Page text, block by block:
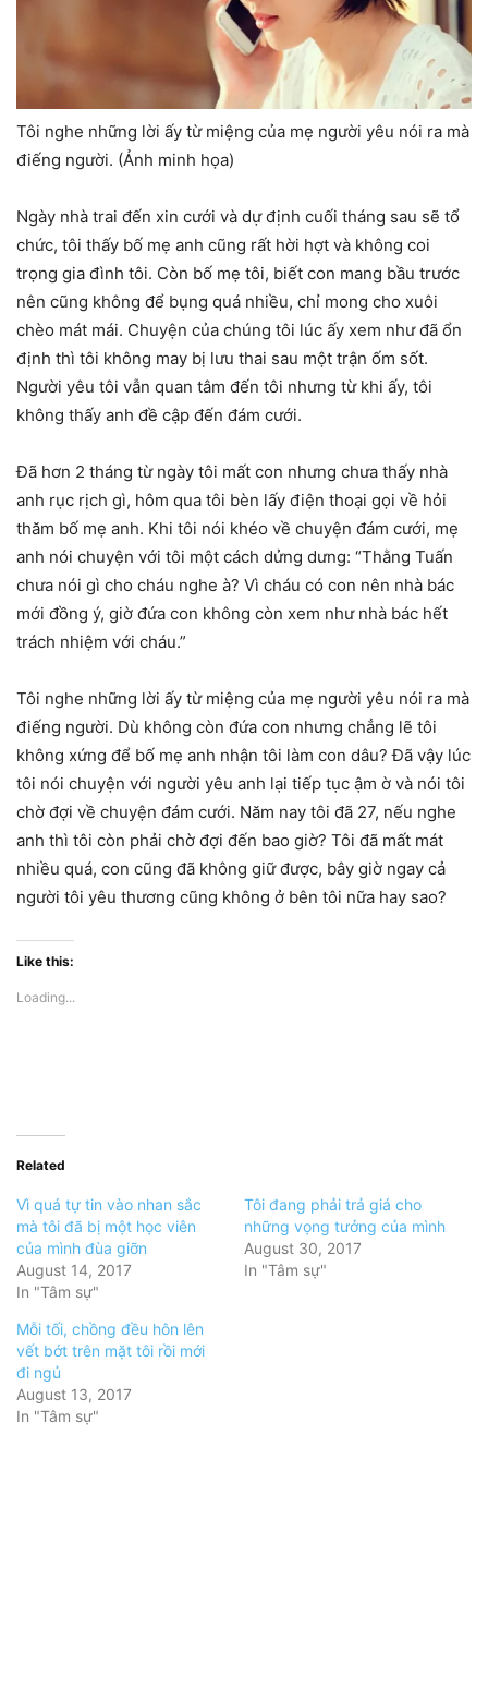
Tôi nghe những lời ấy từ miệng của mẹ người yêu nói ra mà
điếng người. (Ảnh minh họa)
Ngày nhà trai đến xin cưới và dự định cuối tháng sau sẽ tổ
chức, tôi thấy bố mẹ anh cũng rất hời hợt và không coi
trọng gia đình tôi. Còn bố mẹ tôi, biết con mang bầu trước
nên cũng không để bụng quá nhiều, chỉ mong cho xuôi
chèo mát mái. Chuyện của chúng tôi lúc ấy xem như đã ổn
định thì tôi không may bị lưu thai sau một trận ốm sốt.
Người yêu tôi vẫn quan tâm đến tôi nhưng từ khi ấy, tôi
không thấy anh đề cập đến đám cưới.
Đã hơn 2 tháng từ ngày tôi mất con nhưng chưa thấy nhà
anh rục rịch gì, hôm qua tôi bèn lấy điện thoại gọi về hỏi
thăm bố mẹ anh. Khi tôi nói khéo về chuyện đám cưới, mẹ
anh nói chuyện với tôi một cách dửng dưng: “Thằng Tuấn
chưa nói gì cho cháu nghe à? Vì cháu có con nên nhà bác
mới đồng ý, giờ đứa con không còn xem như nhà bác hết
trách nhiệm với cháu.”
Tôi nghe những lời ấy từ miệng của mẹ người yêu nói ra mà
điếng người. Dù không còn đứa con nhưng chẳng lẽ tôi
không xứng để bố mẹ anh nhận tôi làm con dâu? Đã vậy lúc
tôi nói chuyện với người yêu anh lại tiếp tục ậm ờ và nói tôi
chờ đợi về chuyện đám cưới. Năm nay tôi đã 27, nếu nghe
anh thì tôi còn phải chờ đợi đến bao giờ? Tôi đã mất mát
nhiều quá, con cũng đã không giữ được, bây giờ ngay cả
người tôi yêu thương cũng không ở bên tôi nữa hay sao?
Like this:
Loading...
Related
Vì quá tự tin vào nhan sắc
mà tôi đã bị một học viên
của mình đùa giỡn
August 14, 2017
In "Tâm sự"
Tôi đang phải trả giá cho
những vọng tưởng của mình
August 30, 2017
In "Tâm sự"
Mỗi tối, chồng đều hôn lên
vết bớt trên mặt tôi rồi mới
đi ngủ
August 13, 2017
In "Tâm sự"